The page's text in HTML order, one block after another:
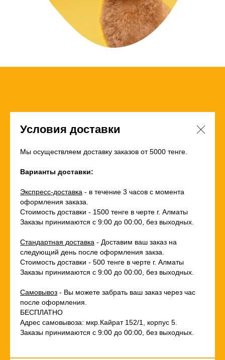
Условия доставки
Мы осуществляем доставку заказов от 5000 тенге.
Варианты доставки:
Экспресс-доставка - в течение 3 часов с момента
оформления заказа.
Стоимость доставки - 1500 тенге в черте г. Алматы
Заказы принимаются с 9:00 до 00:00, без выходных.
Стандартная доставка - Доставим ваш заказ на
следующий день после оформления закза.
Стоимость доставки - 500 тенге в черте г. Алматы
Заказы принимаются с 9:00 до 00:00, без выходных.
Самовывоз - Вы можете забрать ваш заказ через час
после оформления.
БЕСПЛАТНО
Адрес самовывоза: мкр.Кайрат 152/1, корпус 5.
Заказы принимаются с 9:00 до 00:00, без выходных.